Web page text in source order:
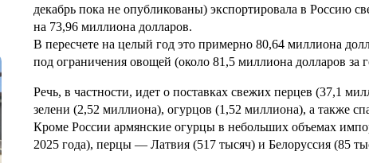
декабрь пока не опубликованы) экспортировала в Россию
на 73,96 миллиона долларов.
В пересчете на целый год это примерно 80,64 миллиона
под ограничения овощей (около 81,5 миллиона долларов за
Речь, в частности, идет о поставках свежих перцев (37,1
зелени (2,52 миллиона), огурцов (1,52 миллиона), а также
Кроме России армянские огурцы в небольших объемах
2025 года), перцы — Латвия (517 тысяч) и Белоруссия (85